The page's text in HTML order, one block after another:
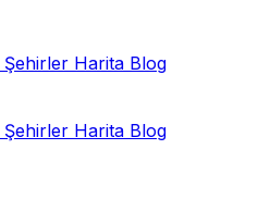
Şehirler Harita Blog
Şehirler Harita Blog